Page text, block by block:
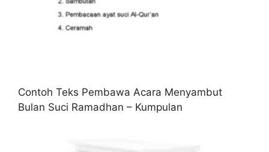
Contoh Teks Pembawa Acara Menyambut
Bulan Suci Ramadhan – Kumpulan